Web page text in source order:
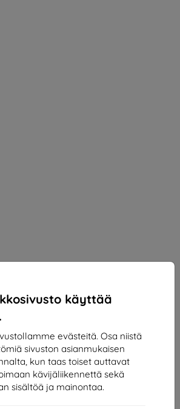
käyttää
evästeitä. Osa niistä
sivuston asianmukaisen
kun taas toiset auttavat
kävijäliikennettä sekä
sisältöä ja mainontaa.
Protective film for
30